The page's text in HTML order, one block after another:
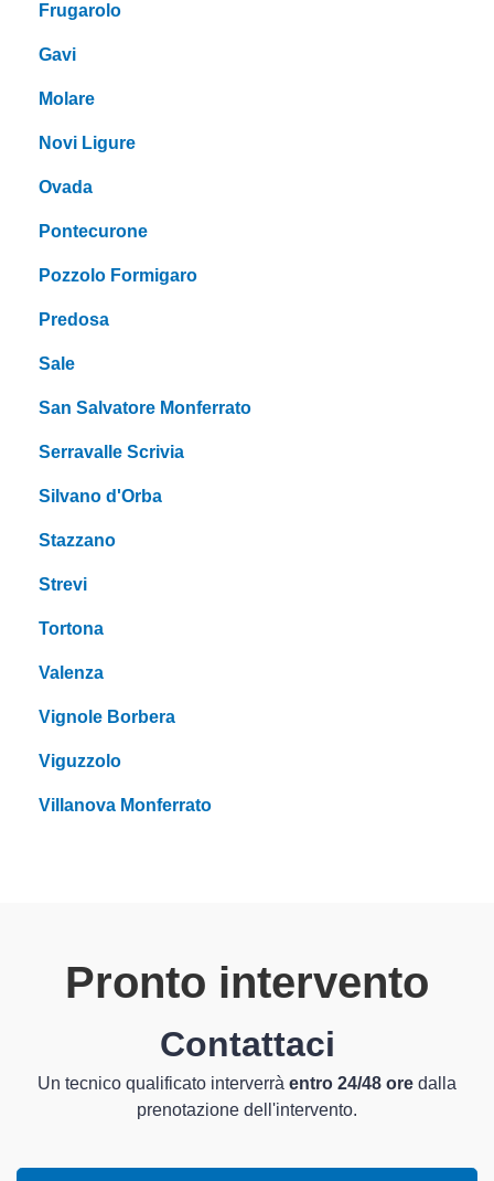
Frugarolo
Gavi
Molare
Novi Ligure
Ovada
Pontecurone
Pozzolo Formigaro
Predosa
Sale
San Salvatore Monferrato
Serravalle Scrivia
Silvano d'Orba
Stazzano
Strevi
Tortona
Valenza
Vignole Borbera
Viguzzolo
Villanova Monferrato
Pronto intervento
Contattaci
Un tecnico qualificato interverrà entro 24/48 ore dalla
prenotazione dell'intervento.